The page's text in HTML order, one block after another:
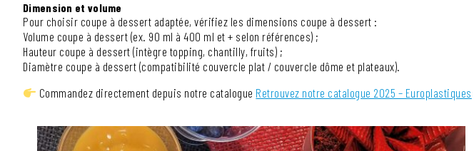
Dimension et volume
Pour choisir coupe à dessert adaptée, vérifiez les dimensions coupe à dessert :
Volume coupe à dessert (ex. 90 ml à 400 ml et + selon références) ;
Hauteur coupe à dessert (intègre topping, chantilly, fruits) ;
Diamètre coupe à dessert (compatibilité couvercle plat / couvercle dôme et plateaux).
Commandez directement depuis notre catalogue Retrouvez notre catalogue 2025 – Europlastiques